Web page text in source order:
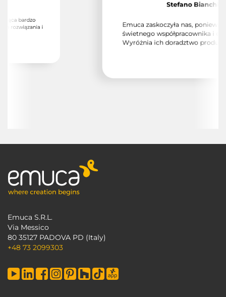
bardzo
i
Stefano Bianchini
Emuca zaskoczyła nas, ponieważ
świetnego współpracownika i
Wyróżnia ich doradztwo
Emuca S.R.L.
Via Messico
80 35127 PADOVA PD (Italy)
+48 73 2099303